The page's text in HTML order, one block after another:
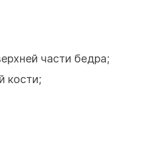
части бедра;
кости;